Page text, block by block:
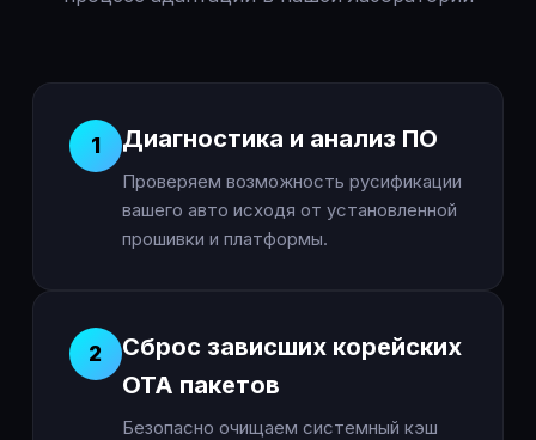
1 Диагностика и анализ ПО
Проверяем возможность русификации
вашего авто исходя от установленной
прошивки и платформы.
2
Сброс зависших корейских
OTA пакетов
Безопасно очищаем системный кэш